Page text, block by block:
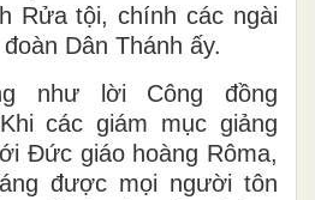
Rửa tội, chính các ngài
Dân Thánh ấy.
như lời Công đồng
các giám mục giảng
Đức giáo hoàng Rôma,
được mọi người tôn